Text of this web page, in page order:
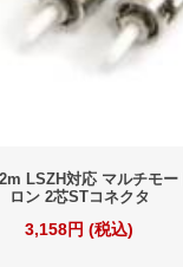
LSZH対応 マルチモー
ロン 2芯STコネクタ
3,158円 (税込)